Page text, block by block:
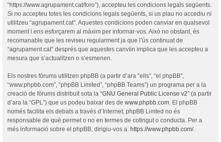
“https://www.agrupament.cat/foro”), accepteu les condicions legals següents.
Si no accepteu totes les condicions legals següents, si us plau no accediu ni
utilitzeu “agrupament.cat”. Aquestes condicions poden canviar en qualsevol
moment i ens esforçarem al màxim per informar-vos. Això no obstant, és
recomanable que les reviseu regularment ja que l’ús continuat de
“agrupament.cat” després que aquestes canvïin implica que les accepteu a
mesura que s’actualitzen o s’esmenen.
Els nostres fòrums utilitzen phpBB (a partir d’ara “ells”, “el phpBB”,
“www.phpbb.com”, “phpBB Limited”, “phpBB Teams”) un programa per a la
creació de fòrums distribuït sota la “GNU General Public License v2” (a partir
d’ara la “GPL”) que us podeu baixar des de www.phpbb.com . El phpBB
només facilita els debats a través d’Internet; phpBB Limted no és
responsable de què permet o no en termes de cotingut o conducta. Per a
més informació sobre el phpBB, dirigiu-vos a: https://www.phpbb.com/.